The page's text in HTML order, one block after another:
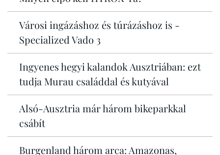
Városi ingázáshoz és túrázáshoz is -
Specialized Vado 3
Ingyenes hegyi kalandok Ausztriában: ezt
tudja Murau családdal és kutyával
Alsó-Ausztria már három bikeparkkal
csábít
Burgenland három arca: Amazonas,